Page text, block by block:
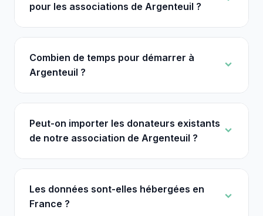
pour les associations de Argenteuil ?
Combien de temps pour démarrer à
Argenteuil ?
Peut-on importer les donateurs existants
de notre association de Argenteuil ?
Les données sont-elles hébergées en
France ?